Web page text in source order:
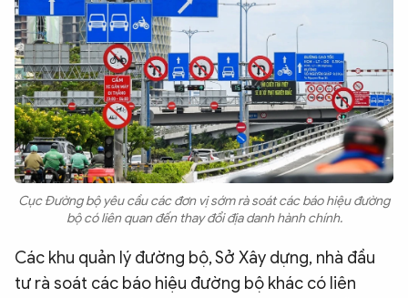
Cục Đường bộ yêu cầu các đơn vị sớm rà soát các báo hiệu đường
bộ có liên quan đến thay đổi địa danh hành chính.
Các khu quản lý đường bộ, Sở Xây dựng, nhà đầu
tư rà soát các báo hiệu đường bộ khác có liên